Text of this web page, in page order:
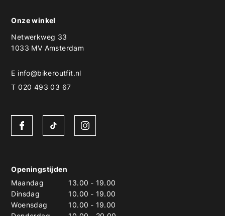
Onze winkel
Netwerkweg 33
1033 MV Amsterdam
E info@bikeroutfit.nl
T 020 493 03 67
Openingstijden
Maandag
13.00 - 19.00
Dinsdag
10.00 - 19.00
Woensdag
10.00 - 19.00